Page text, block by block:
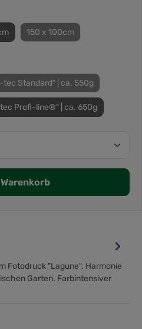
150 x 100cm
Standard" | ca. 550g
Profi-line®" | ca. 650g
Fotodruck "Lagune". Harmonie
Garten. Farbintensiver